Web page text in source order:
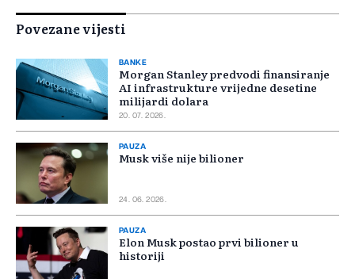
Povezane vijesti
BANKE
Morgan Stanley predvodi finansiranje
AI infrastrukture vrijedne desetine
milijardi dolara
20. 07. 2026.
PAUZA
Musk više nije bilioner
24. 06. 2026.
PAUZA
Elon Musk postao prvi bilioner u
historiji